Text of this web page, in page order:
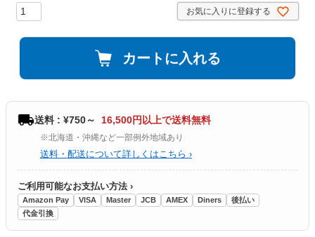
お気に入りに登録する
カートに入れる
送料 : ¥750～ 16,500円以上で送料無料
※北海道・沖縄など一部例外地域あり
送料・配送について詳しくはこちら ›
ご利用可能なお支払い方法 ›
Amazon Pay VISA Master JCB AMEX Diners
後払い
代金引換